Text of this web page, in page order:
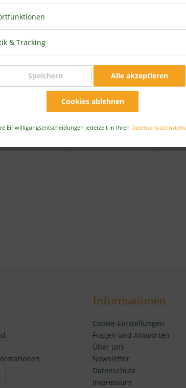
& Tracking
Speichern Alle akzeptieren
Cookies ablehnen
Einwilligungsentscheidungen jederzeit in Ihren
Landen
Informationen
Cookie-Einstellungen
Fragen und Antworten
Über uns
Newsletter
Datenschutz
Impressum